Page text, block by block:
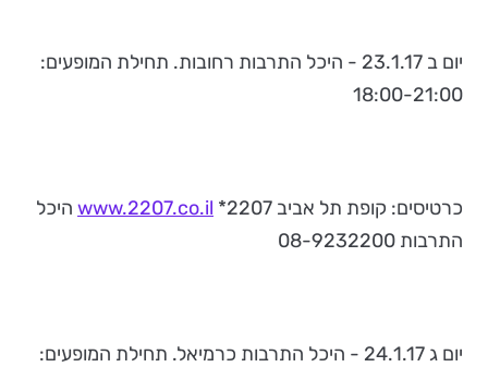
יום ב 23.1.17 - היכל התרבות רחובות. תחילת המופעים:
18:00-21:00
כרטיסים: קופת תל אביב 2207* www.2207.co.il היכל
התרבות 08-9232200
יום ג 24.1.17 - היכל התרבות כרמיאל. תחילת המופעים: